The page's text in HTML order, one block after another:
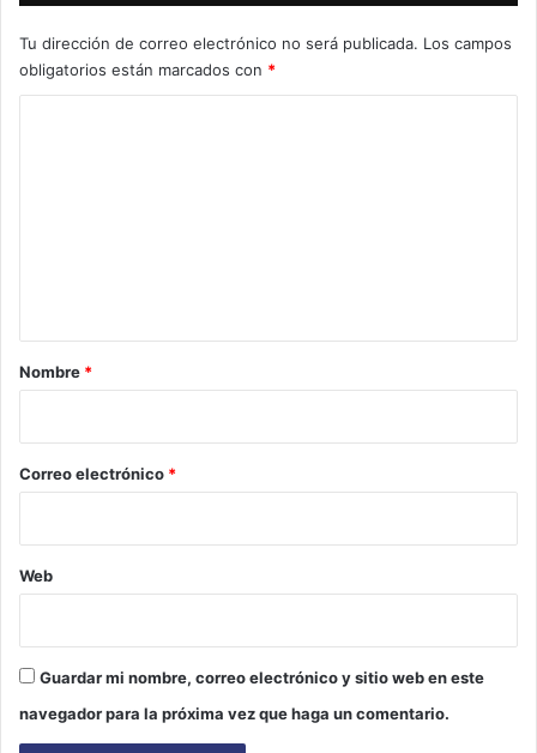
Tu dirección de correo electrónico no será publicada. Los campos
obligatorios están marcados con *
r
*
Nombre *
Correo electrónico *
Web
Guardar mi nombre, correo electrónico y sitio web en este
navegador para la próxima vez que haga un comentario.